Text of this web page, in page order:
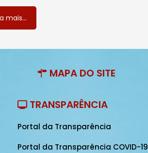
mais...
MAPA DO SITE
TRANSPARÊNCIA
Portal da Transparência
Portal da Transparência COVID-19